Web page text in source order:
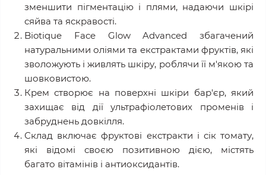
зменшити пігментацію і плями, надаючи шкірі
сяйва та яскравості.
Biotique Face Glow Advanced збагачений
натуральними оліями та екстрактами фруктів, які
зволожують і живлять шкіру, роблячи її м'якою та
шовковистою.
Крем створює на поверхні шкіри бар'єр, який
захищає від дії ультрафіолетових променів і
забруднень довкілля.
Склад включає фруктові екстракти і сік томату,
які відомі своєю позитивною дією, містять
багато вітамінів і антиоксидантів.